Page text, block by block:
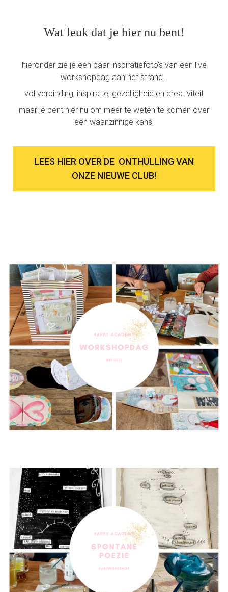
Wat leuk dat je hier nu bent!
hieronder zie je een paar inspiratiefoto's van een live
workshopdag aan het strand...
vol verbinding, inspiratie, gezelligheid en creativiteit
maar je bent hier nu om meer te weten te komen over
een waanzinnige kans!
LEES HIER OVER DE ONTHULLING VAN
ONZE NIEUWE CLUB!